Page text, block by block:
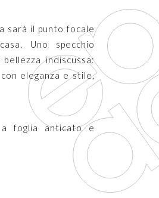
sarà il punto focale
Uno specchio
indiscussa:
eleganza e stile,
a foglia anticato e